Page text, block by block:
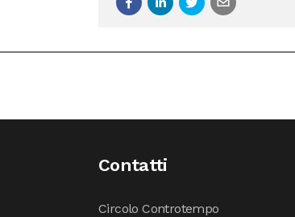
Contatti
Circolo Controtempo